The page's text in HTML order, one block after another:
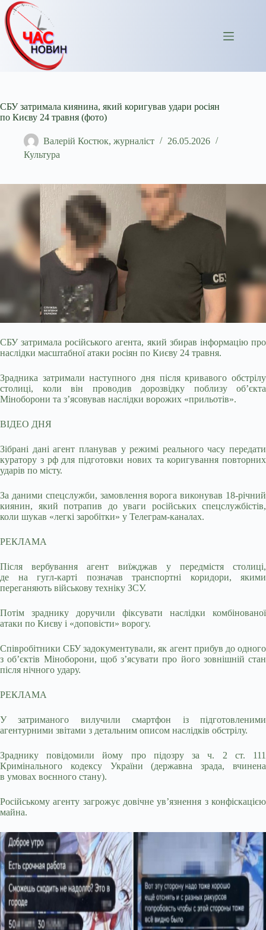
Перейти
до
вмісту
СБУ затримала киянина, який коригував удари росіян
по Києву 24 травня (фото)
Валерій Костюк, журналіст
26.05.2026
Культура
СБУ затримала російського агента, який збирав інформацію про
наслідки масштабної атаки росіян по Києву 24 травня.
Зрадника затримали наступного дня після кривавого обстрілу
столиці, коли він проводив дорозвідку поблизу об’єкта
Міноборони та з’ясовував наслідки ворожих «прильотів».
ВІДЕО ДНЯ
Зібрані дані агент планував у режимі реального часу передати
куратору з рф для підготовки нових та коригування повторних
ударів по місту.
За даними спецслужби, замовлення ворога виконував 18-річний
киянин, який потрапив до уваги російських спецслужбістів,
коли шукав «легкі заробітки» у Телеграм-каналах.
РЕКЛАМА
Після вербування агент виїжджав у передмістя столиці,
де на гугл-карті позначав транспортні коридори, якими
переганяють військову техніку ЗСУ.
Потім зраднику доручили фіксувати наслідки комбінованої
атаки по Києву і «доповісти» ворогу.
Співробітники СБУ задокументували, як агент прибув до одного
з об’єктів Міноборони, щоб з’ясувати про його зовнішній стан
після нічного удару.
РЕКЛАМА
У затриманого вилучили смартфон із підготовленими
агентурними звітами з детальним описом наслідків обстрілу.
Зраднику повідомили йому про підозру за ч. 2 ст. 111
Кримінального кодексу України (державна зрада, вчинена
в умовах воєнного стану).
Російському агенту загрожує довічне ув’язнення з конфіскацією
майна.